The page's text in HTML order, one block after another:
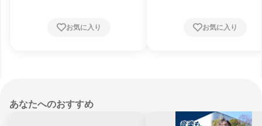
お気に入り お気に入り
あなたへのおすすめ